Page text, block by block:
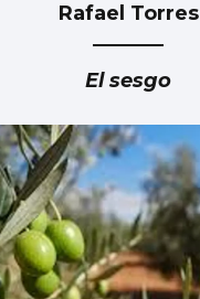
Rafael Torres
El sesgo